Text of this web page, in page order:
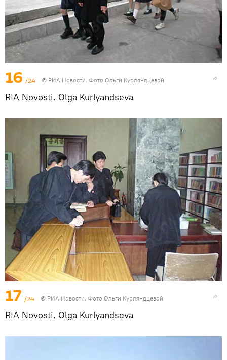
16 /24 © РИА Новости. Фото Ольги Курляндцевой
RIA Novosti, Olga Kurlyandseva
17 /24 © РИА Новости. Фото Ольги Курляндцевой
RIA Novosti, Olga Kurlyandseva